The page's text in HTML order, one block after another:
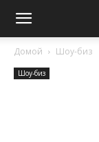
Crazy-
Daizy
Домой Шоу-биз
Шоу-биз